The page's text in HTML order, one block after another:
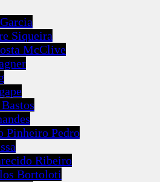
Siqueira
McClive
Pinheiro Pedro
Ribeiro
Bortoloti